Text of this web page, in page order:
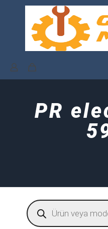
PR
Products
search